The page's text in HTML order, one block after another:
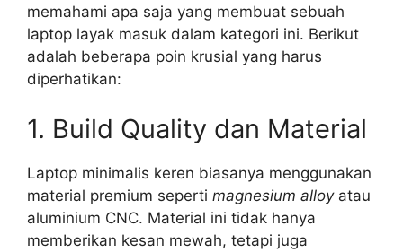
memahami apa saja yang membuat sebuah
laptop layak masuk dalam kategori ini. Berikut
adalah beberapa poin krusial yang harus
diperhatikan:
1. Build Quality dan Material
Laptop minimalis keren biasanya menggunakan
material premium seperti magnesium alloyatau
aluminium CNC. Material ini tidak hanya
memberikan kesan mewah, tetapi juga